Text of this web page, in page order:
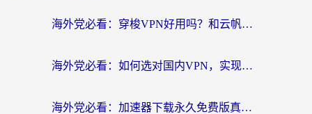
海外党必看：穿梭VPN好用吗？和云帆VPN对比哪个回国效果更好？附真实测评+避坑指南
海外党必看：如何选对国内VPN，实现无缝访问国内资源？
海外党必看：加速器下载永久免费版真的存在吗？教你无缝访问国内资源的正确姿势